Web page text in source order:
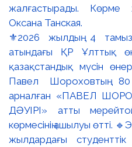
⚜️2026 жылдың 4
атындағы ҚР Ұлттық
қазақстандық мүсін
Павел Шороховтың
арналған «ПАВЕЛ
ДӘУІРІ» атты
көрмесінің ашылуы өтті.
жылдардағы